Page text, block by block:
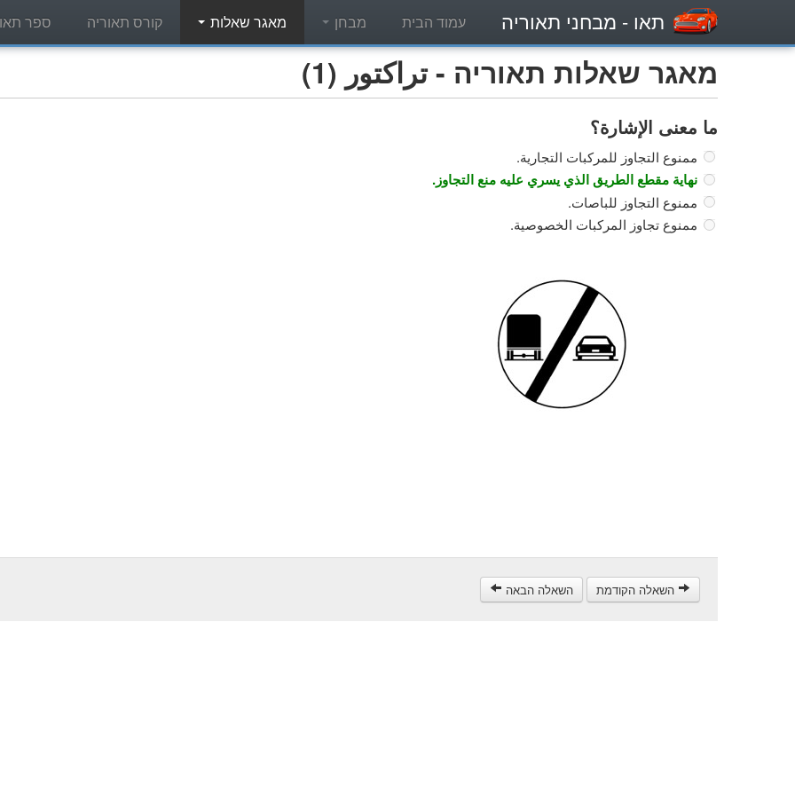
תאו - מבחני תאוריה עמוד הבית מבחן מאגר שאלות קורס תאוריה ספר
מאגר שאלות תאוריה - تراكتور (1)
ما معنى الإشارة؟
ممنوع التجاوز للمركبات التجارية.
نهاية مقطع الطريق الذي يسري عليه منع التجاوز.
ممنوع التجاوز للباصات.
ممنوع تجاوز المركبات الخصوصية.
השאלה הקודמת השאלה הבאה